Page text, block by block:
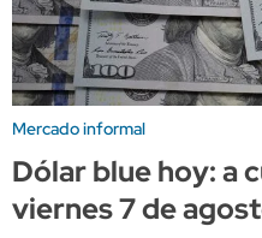
Mercado informal
Dólar blue hoy: a
viernes 7 de